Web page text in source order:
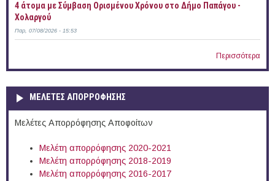
4 άτομα με Σύμβαση Ορισμένου Χρόνου στο Δήμο Παπάγου -
Χολαργού
Παρ, 07/08/2026 - 15:53
Περισσότερα
ΜΕΛΕΤΕΣ ΑΠΟΡΡΟΦΗΣΗΣ
Μελέτες Απορρόφησης Αποφοίτων
Μελέτη απορρόφησης 2020-2021
Μελέτη απορρόφησης 2018-2019
Μελέτη απορρόφησης 2016-2017